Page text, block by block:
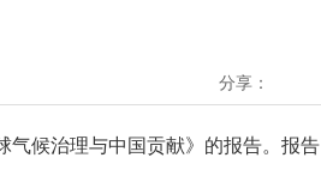
分享：
气候治理与中国贡献》的报告。报告